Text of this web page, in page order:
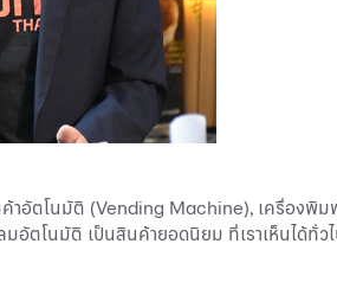
อัตโนมัติ (Vending Machine), เครื่องพิ
โนมัติ เป็นสินค้ายอดนิยม ที่เราเห็นได้ทั่วไ